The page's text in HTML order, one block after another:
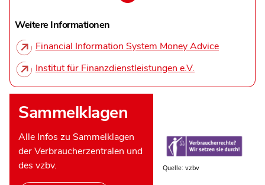
Weitere Informationen
Financial Information System Money Advice
Institut für Finanzdienstleistungen e.V.
Sammelklagen
Alle Infos zu Sammelklagen
der Verbraucherzentralen und
des vzbv.
Quelle: vzbv